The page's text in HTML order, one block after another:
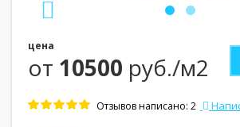
цена
от 10500 руб./м2
Отзывов написано: 2